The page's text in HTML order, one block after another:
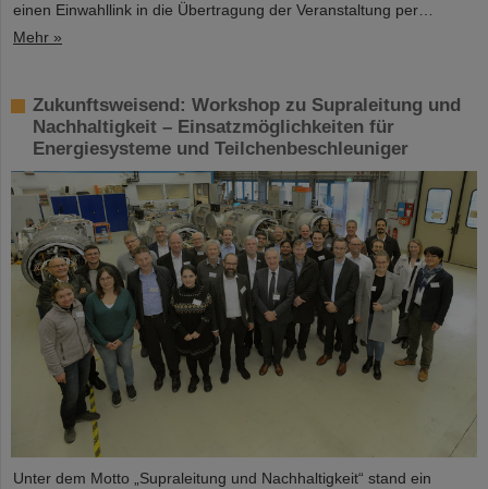
einen Einwahllink in die Übertragung der Veranstaltung per…
Mehr »
Zukunftsweisend: Workshop zu Supraleitung und
Nachhaltigkeit – Einsatzmöglichkeiten für
Energiesysteme und Teilchenbeschleuniger
Unter dem Motto „Supraleitung und Nachhaltigkeit“ stand ein